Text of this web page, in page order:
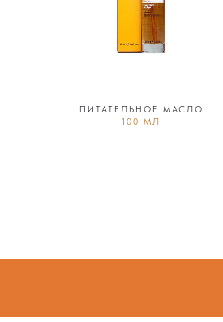
ПИТАТЕЛЬНОЕ МАСЛО
100 МЛ